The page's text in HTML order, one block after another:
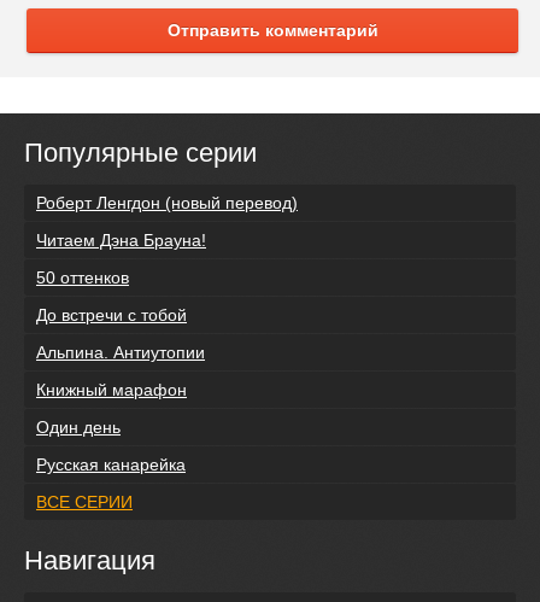
Отправить комментарий
Популярные серии
Роберт Ленгдон (новый перевод)
Читаем Дэна Брауна!
50 оттенков
До встречи с тобой
Альпина. Антиутопии
Книжный марафон
Один день
Русская канарейка
ВСЕ СЕРИИ
Навигация